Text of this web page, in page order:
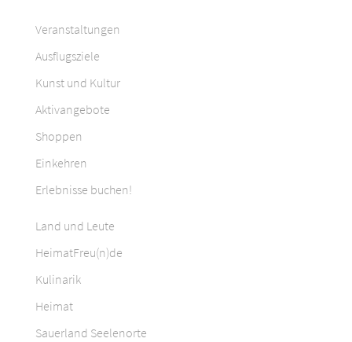
Veranstaltungen
Ausflugsziele
Kunst und Kultur
Aktivangebote
Shoppen
Einkehren
Erlebnisse buchen!
Land und Leute
HeimatFreu(n)de
Kulinarik
Heimat
Sauerland Seelenorte